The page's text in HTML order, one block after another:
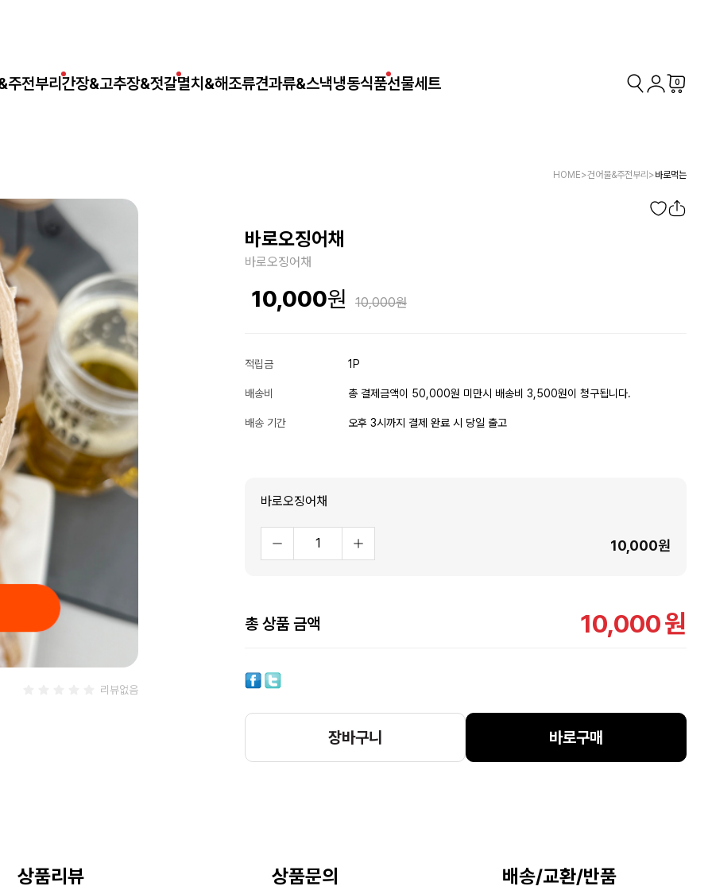
주전부리 간장&고추장&젓갈멸치&해조류견과류&스낵냉동식품선물세트 0
HOME>건어물&주전부리 >바로먹는
리뷰없음
바로오징어채
바로오징어채
10,000 10,000
적립금 1P
배송비 총 결제금액이 50,000원 미만시 배송비 3,500원이 청구됩니다.
배송 기간 오후 3시까지 결제 완료 시 당일 출고
바로오징어채
10,000원
총 상품 금액 10,000원
장바구니 바로구매
상품리뷰 상품문의 배송/교환/반품